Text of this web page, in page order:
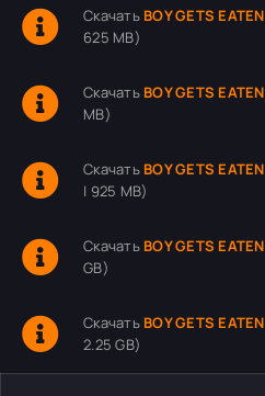
Скачать BOY GETS EATEN
625 MB)
Скачать BOY GETS EATEN
MB)
Скачать BOY GETS EATEN
| 925 MB)
Скачать BOY GETS EATEN
GB)
Скачать BOY GETS EATEN
2.25 GB)